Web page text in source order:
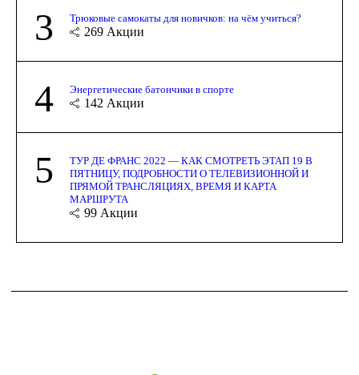
3 Трюковые самокаты для новичков: на чём учиться?
269 Акции
4 Энергетические батончики в спорте
142 Акции
5
ТУР ДЕ ФРАНС 2022 — КАК СМОТРЕТЬ ЭТАП 19 В
ПЯТНИЦУ, ПОДРОБНОСТИ О ТЕЛЕВИЗИОННОЙ И
ПРЯМОЙ ТРАНСЛЯЦИЯХ, ВРЕМЯ И КАРТА
МАРШРУТА
99 Акции